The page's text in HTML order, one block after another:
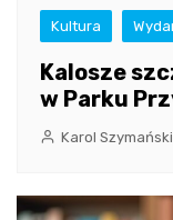
Kultura
Kalosze
w Parku
Karol Szymański